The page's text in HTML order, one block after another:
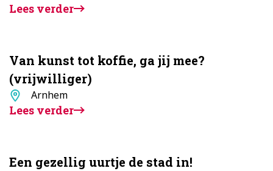
Lees verder
Van kunst tot koffie, ga jij mee?
(vrijwilliger)
Standplaats
Arnhem
Lees verder
Een gezellig uurtje de stad in!